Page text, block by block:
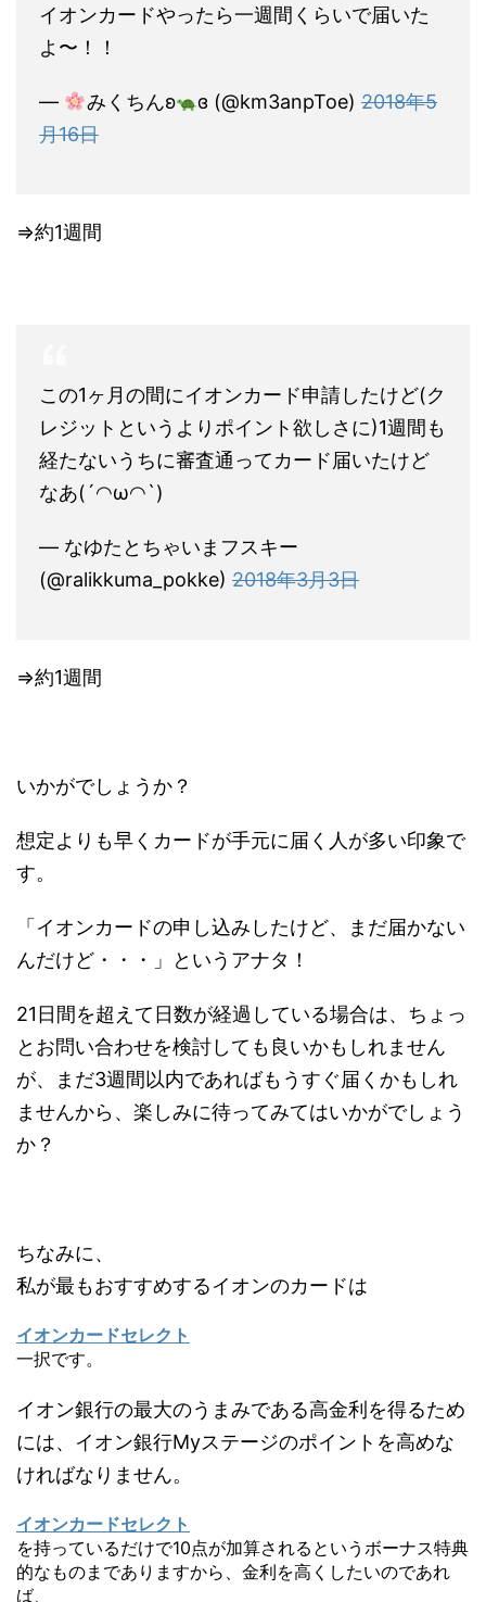
イオンカードやったら一週間くらいで届いた
よ〜！！
— みくちんʚ ɞ (@km3anpToe) 2018年5
月16日
⇒約1週間
この1ヶ月の間にイオンカード申請したけど(ク
レジットというよりポイント欲しさに)1週間も
経たないうちに審査通ってカード届いたけど
なあ(´◠ω◠`)
— なゆたとちゃいまフスキー
(@ralikkuma_pokke) 2018年3月3日
⇒約1週間
いかがでしょうか？
想定よりも早くカードが手元に届く人が多い印象で
す。
「イオンカードの申し込みしたけど、まだ届かない
んだけど・・・」というアナタ！
21日間を超えて日数が経過している場合は、ちょっ
とお問い合わせを検討しても良いかもしれません
が、まだ3週間以内であればもうすぐ届くかもしれ
ませんから、楽しみに待ってみてはいかがでしょう
か？
ちなみに、
私が最もおすすめするイオンのカードは
イオンカードセレクト
一択です。
イオン銀行の最大のうまみである高金利を得るため
には、イオン銀行Myステージのポイントを高めな
ければなりません。
イオンカードセレクト
を持っているだけで10点が加算されるというボーナス特典
的なものまでありますから、金利を高くしたいのであれ
ば、